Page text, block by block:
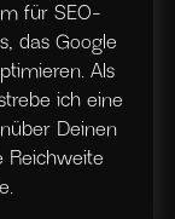
für SEO-
das Google
Als
ich eine
Deinen
Reichweite